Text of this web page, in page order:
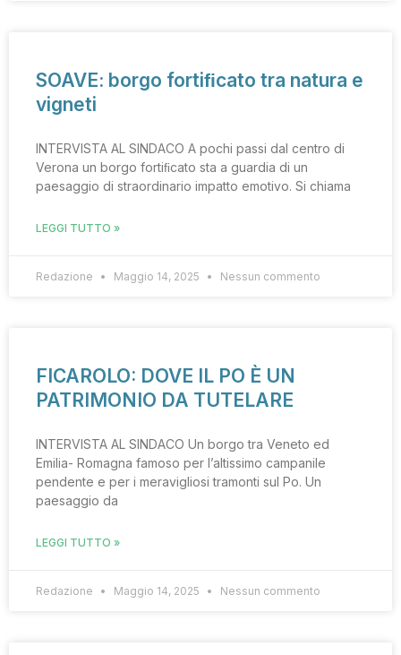
SOAVE: borgo fortiﬁcato tra natura e
vigneti
INTERVISTA AL SINDACO A pochi passi dal centro di
Verona un borgo fortiﬁcato sta a guardia di un
paesaggio di straordinario impatto emotivo. Si chiama
LEGGI TUTTO »
Redazione Maggio 14, 2025 Nessun commento
FICAROLO: DOVE IL PO È UN
PATRIMONIO DA TUTELARE
INTERVISTA AL SINDACO Un borgo tra Veneto ed
Emilia- Romagna famoso per l’altissimo campanile
pendente e per i meravigliosi tramonti sul Po. Un
paesaggio da
LEGGI TUTTO »
Redazione Maggio 14, 2025 Nessun commento